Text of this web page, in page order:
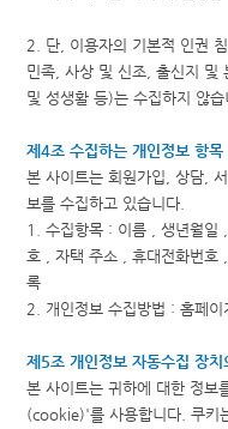
2. 단, 이용자의 기본적 인권
민족, 사상 및 신조, 출신지 및
및 성생활 등)는 수집하지 않습
제4조 수집하는 개인정보 항목
본 사이트는 회원가입, 상담,
보를 수집하고 있습니다.
1. 수집항목 : 이름 , 생년월일
호 , 자택 주소 , 휴대전화번호
록
2. 개인정보 수집방법 : 홈페이
제5조 개인정보 자동수집 장
본 사이트는 귀하에 대한 정보
(cookie)'를 사용합니다. 쿠키